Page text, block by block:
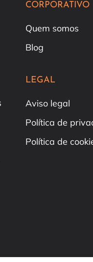
CORPORATIVO
Quem somos
Blog
LEGAL
Aviso legal
Política de
Política de